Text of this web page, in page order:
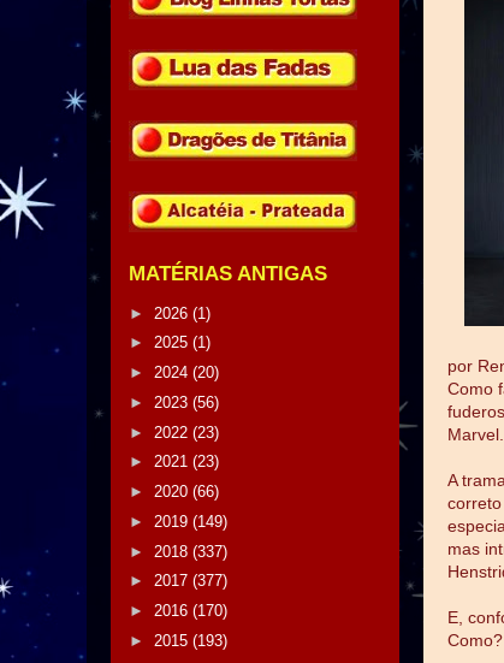
por
Como
Marvel.
A
mas
E,
MATÉRIAS ANTIGAS
► 2026 (1)
► 2025 (1)
► 2024 (20)
► 2023 (56)
► 2022 (23)
► 2021 (23)
► 2020 (66)
► 2019 (149)
► 2018 (337)
► 2017 (377)
► 2016 (170)
► 2015 (193)